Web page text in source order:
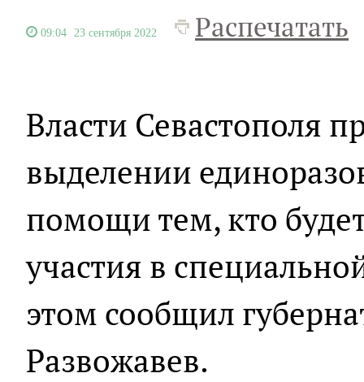
09:04 23 сентября 2022 Распечатать
Власти Севастополя
выделении
помощи тем, кто
участия в
этом сообщил
Развожавев.